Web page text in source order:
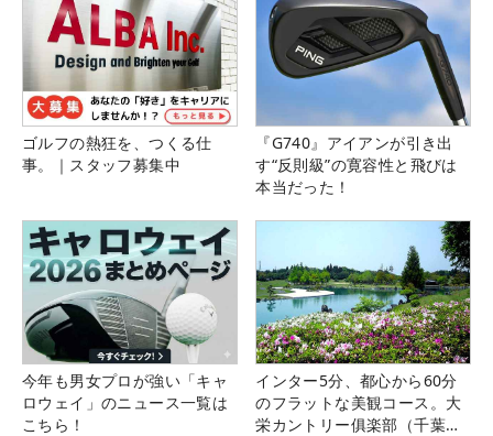
ゴルフの熱狂を、つくる仕
事。｜スタッフ募集中
『G740』アイアンが引き出
す“反則級”の寛容性と飛びは
本当だった！
今年も男女プロが強い「キャ
ロウェイ」のニュース一覧は
こちら！
インター5分、都心から60分
のフラットな美観コース。大
栄カントリー俱楽部（千葉